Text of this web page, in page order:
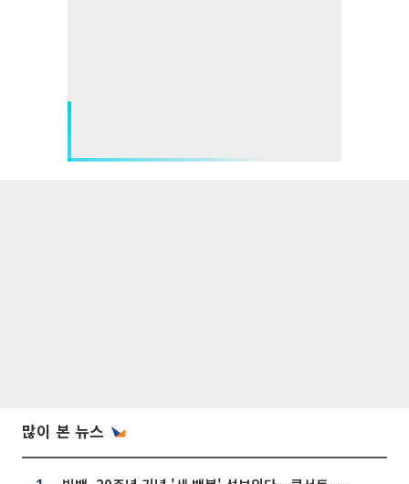
많이 본 뉴스